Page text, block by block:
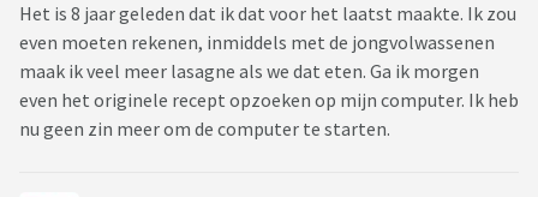
Het is 8 jaar geleden dat ik dat voor het laatst maakte. Ik zou
even moeten rekenen, inmiddels met de jongvolwassenen
maak ik veel meer lasagne als we dat eten. Ga ik morgen
even het originele recept opzoeken op mijn computer. Ik heb
nu geen zin meer om de computer te starten.